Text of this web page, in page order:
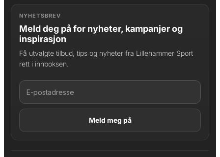
NYHETSBREV
Meld deg på for nyheter, kampanjer og
inspirasjon
Få utvalgte tilbud, tips og nyheter fra Lillehammer Sport
rett i innboksen.
LAGT I HANDLEKURV
Produktet er lagt til